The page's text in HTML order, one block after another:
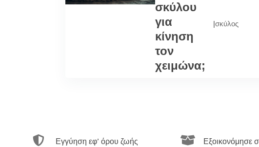
σκύλου
για
κίνηση
τον
χειμώνα;
|σκύλος
 Εγγύηση εφ’ όρου ζωής 
Εξοικονόμησε